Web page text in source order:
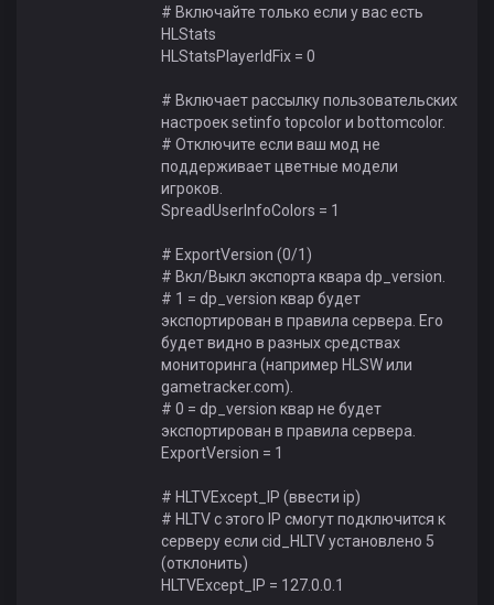
# Включайте только если у вас есть
HLStats
HLStatsPlayerIdFix = 0
# Включает рассылку пользовательских
настроек setinfo topcolor и bottomcolor.
# Отключите если ваш мод не
поддерживает цветные модели
игроков.
SpreadUserInfoColors = 1
# ExportVersion (0/1)
# Вкл/Выкл экспорта квара dp_version.
# 1 = dp_version квар будет
экспортирован в правила сервера. Его
будет видно в разных средствах
мониторинга (например HLSW или
gametracker.com).
# 0 = dp_version квар не будет
экспортирован в правила сервера.
ExportVersion = 1
# HLTVExcept_IP (ввести ip)
# HLTV с этого IP смогут подключится к
серверу если cid_HLTV установлено 5
(отклонить)
HLTVExcept_IP = 127.0.0.1